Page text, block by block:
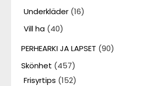
Underkläder (16)
Vill ha (40)
PERHEARKI JA LAPSET (90)
Skönhet (457)
Frisyrtips (152)